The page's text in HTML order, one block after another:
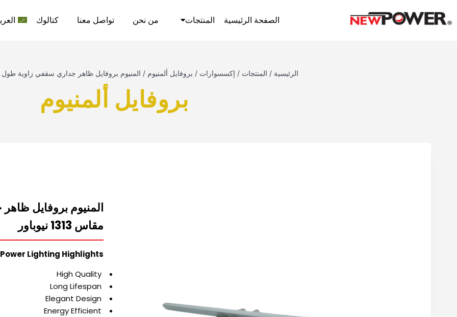
الصفحة الرئيسية المنتجات من نحن تواصل معنا كتالوك
الرئيسية / المنتجات / إكسسوارات / بروفايل ألمنيوم / المنيوم بروفايل ظاهر جداري سقفي زاوية طول 3م مقاس 1313
بروفايل ألمنيوم
مقاس 1313 نيوباور
Lighting Highlights: